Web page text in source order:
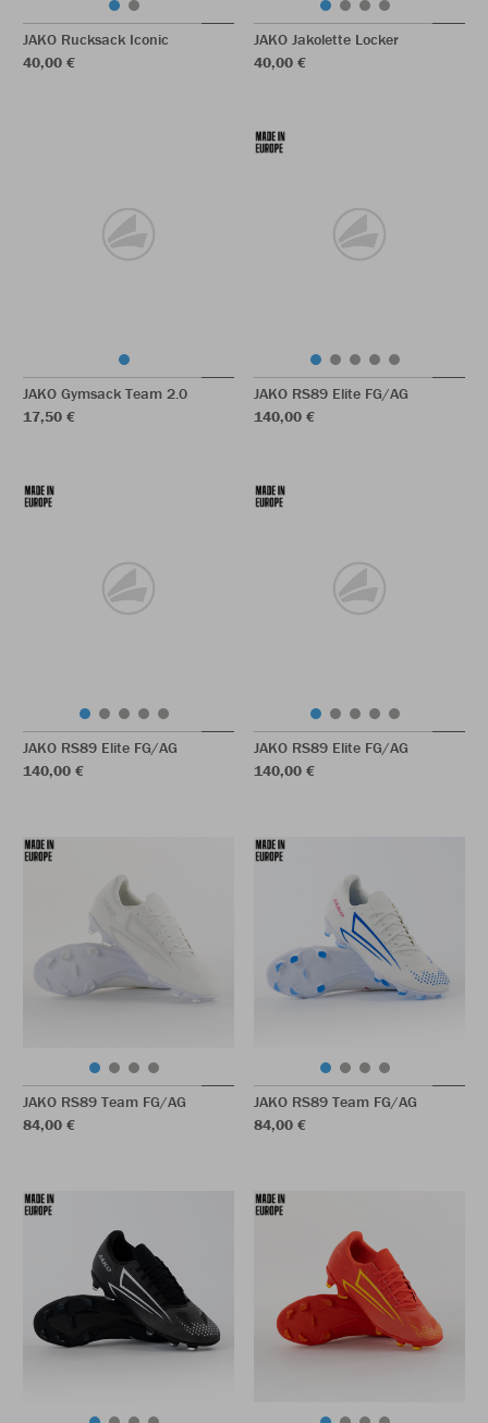
JAKO Rucksack Iconic
40,00 €
JAKO Jakolette Locker
40,00 €
JAKO Gymsack Team 2.0
17,50 €
JAKO RS89 Elite FG/AG
140,00 €
JAKO RS89 Elite FG/AG
140,00 €
JAKO RS89 Elite FG/AG
140,00 €
JAKO RS89 Team FG/AG
84,00 €
JAKO RS89 Team FG/AG
84,00 €